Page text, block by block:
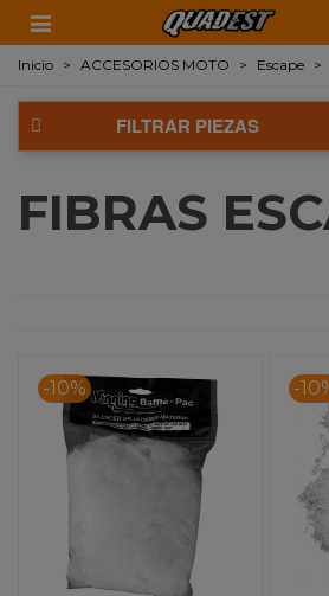
Inicio > ACCESORIOS MOTO > Escape >
FILTRAR PIEZAS
FIBRAS
-10% -